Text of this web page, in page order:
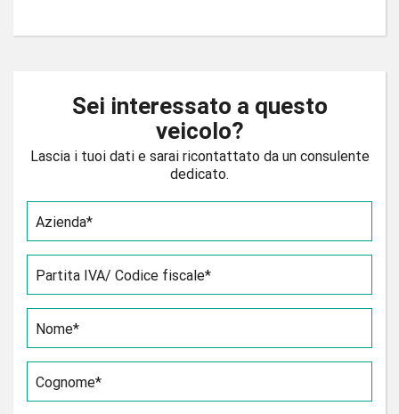
Sei interessato a questo
veicolo?
Lascia i tuoi dati e sarai ricontattato da un consulente
dedicato.
Azienda*
Partita IVA/ Codice fiscale*
Nome*
Cognome*